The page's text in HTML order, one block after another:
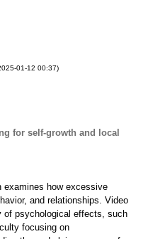
01-12 00:37)
for self-growth and local
examines how excessive
and relationships. Video
of psychological effects, such
focusing on